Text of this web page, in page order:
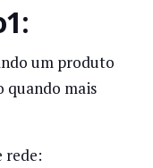
um produto
quando mais
rede: